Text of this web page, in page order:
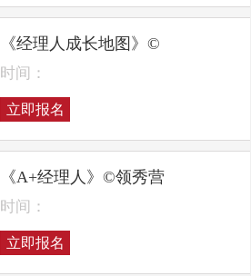
《经理人成长地图》©
时间：
立即报名
《A+经理人》©领秀营
时间：
立即报名